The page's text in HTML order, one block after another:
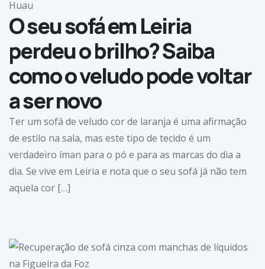
O seu sofá em Leiria
perdeu o brilho? Saiba
como o veludo pode voltar
a ser novo
Ter um sofá de veludo cor de laranja é uma afirmação
de estilo na sala, mas este tipo de tecido é um
verdadeiro íman para o pó e para as marcas do dia a
dia. Se vive em Leiria e nota que o seu sofá já não tem
aquela cor […]